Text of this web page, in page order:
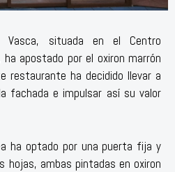
Vasca, situada en el Centro
ha apostado por el oxiron marrón
restaurante ha decidido llevar a
fachada e impulsar así su valor
ha optado por una puerta fija y
hojas, ambas pintadas en oxiron